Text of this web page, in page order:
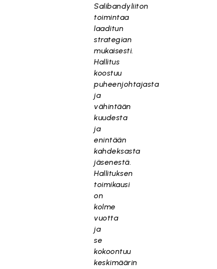
Salibandyliiton
toimintaa
laaditun
strategian
mukaisesti.
Hallitus
koostuu
puheenjohtajasta
ja
vähintään
kuudesta
ja
enintään
kahdeksasta
jäsenestä.
Hallituksen
toimikausi
on
kolme
vuotta
ja
se
kokoontuu
keskimäärin